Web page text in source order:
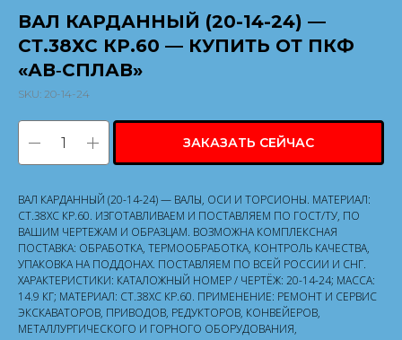
ВАЛ КАРДАННЫЙ (20-14-24) —
СТ.38ХС КР.60 — КУПИТЬ ОТ ПКФ
«АВ‑СПЛАВ»
SKU: 20-14-24
ЗАКАЗАТЬ СЕЙЧАС
ВАЛ КАРДАННЫЙ (20-14-24) — ВАЛЫ, ОСИ И ТОРСИОНЫ. МАТЕРИАЛ:
СТ.38ХС КР.60. ИЗГОТАВЛИВАЕМ И ПОСТАВЛЯЕМ ПО ГОСТ/ТУ, ПО
ВАШИМ ЧЕРТЕЖАМ И ОБРАЗЦАМ. ВОЗМОЖНА КОМПЛЕКСНАЯ
ПОСТАВКА: ОБРАБОТКА, ТЕРМООБРАБОТКА, КОНТРОЛЬ КАЧЕСТВА,
УПАКОВКА НА ПОДДОНАХ. ПОСТАВЛЯЕМ ПО ВСЕЙ РОССИИ И СНГ.
ХАРАКТЕРИСТИКИ: КАТАЛОЖНЫЙ НОМЕР / ЧЕРТЁЖ: 20-14-24; МАССА:
14.9 КГ; МАТЕРИАЛ: СТ.38ХС КР.60. ПРИМЕНЕНИЕ: РЕМОНТ И СЕРВИС
ЭКСКАВАТОРОВ, ПРИВОДОВ, РЕДУКТОРОВ, КОНВЕЙЕРОВ,
МЕТАЛЛУРГИЧЕСКОГО И ГОРНОГО ОБОРУДОВАНИЯ,